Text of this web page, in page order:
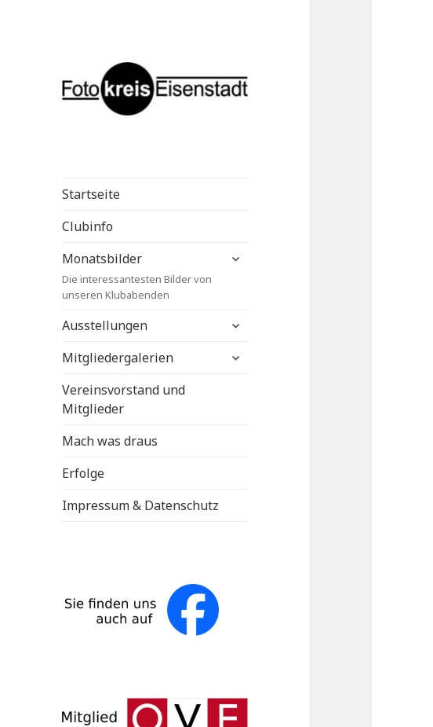
Startseite
Clubinfo
Monatsbilder
Die interessantesten Bilder von
unseren Klubabenden
untermenü
Ausstellungen
untermenü
Mitgliedergalerien
untermenü
Vereinsvorstand und
Mitglieder
Mach was draus
Erfolge
Impressum & Datenschutz